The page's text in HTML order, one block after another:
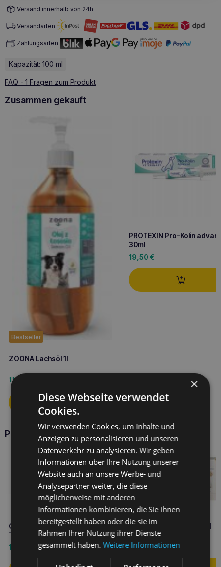
Versand innerhalb von 24h
Versandarten
Zahlungsarten
Kapazität: 100 ml
FAQ - 1 Fragen zum Produkt
Zusammen gekauft
Bestseller
ZOONA Lachsöl 1l
11,60
PROTEXIN Pro-Kolin
30ml
19,50 €
Produkte GEULINCX
GEULINCX Diadog’n cat 10
Tabletten Set
15,50
GEULINCX diadog’n cat 1
Tablette 5g
1,90€
×
Diese Webseite verwendet
Cookies.
Wir verwenden Cookies, um Inhalte und
Anzeigen zu personalisieren und unseren
Datenverkehr zu analysieren. Wir geben
Informationen über Ihre Nutzung unserer
Website auch an unsere Werbe- und
Analysepartner weiter, die diese
möglicherweise mit anderen
Informationen kombinieren, die Sie ihnen
bereitgestellt haben oder die sie im
Rahmen Ihrer Nutzung ihrer Dienste
gesammelt haben.Weitere Informationen